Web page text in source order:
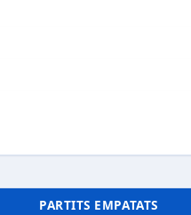
PARTITS EMPATATS